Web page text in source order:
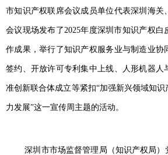
市知识产权联席会议成员单位代表深圳海关
会议现场发布了2025年度深圳市知识产权
作成果，举行了知识产权服务业与制造业协
签约、开放许可专利集中上线、人形机器人
准创新联合体成立等紧扣“加强新兴领域知
力发展”这一宣传周主题的活动。
深圳市市场监督管理局（知识产权局